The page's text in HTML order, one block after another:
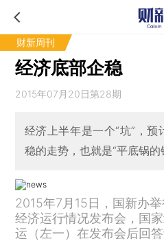
财新周刊
经济底部企稳
2015年07月20日第28期
经济上半年是一个“坑”，
稳的走势，也就是“平底锅的
2015年7月15日，国新办
经济运行情况发布会，国
运（左一）在发布会后回